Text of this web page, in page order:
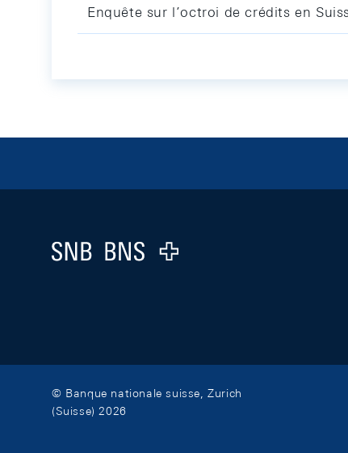
Enquête sur l’octroi de crédits en
Logo
© Banque nationale suisse, Zurich
(Suisse) 2026